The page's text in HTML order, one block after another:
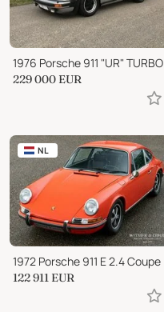
1976 Porsche 911 "UR" TURBO
229 000 EUR
NL
1972 Porsche 911 E 2.4 Coupe
122 911 EUR